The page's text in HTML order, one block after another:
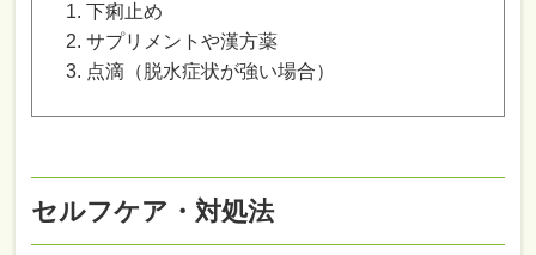
下痢止め
サプリメントや漢方薬
点滴（脱水症状が強い場合）
セルフケア・対処法